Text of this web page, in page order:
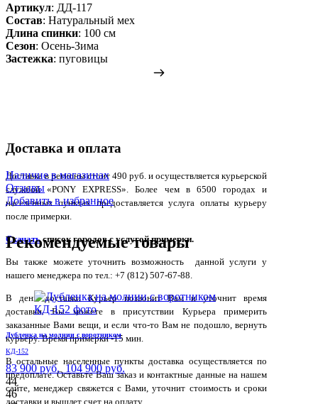
Артикул: ДД-117
Состав: Натуральный мех
Длина спинки: 100 см
Сезон: Осень-Зима
Застежка: пуговицы
Доставка и оплата
Доставка в регионы стоит 490 руб. и осуществляется курьерской
службой «PONY EXPRESS». Более чем в 6500 городах и
населенных пунктах предоставляется услуга оплаты курьеру
после примерки.
Скачатьсписок городов с услугой примерки.
Вы также можете уточнить возможность данной услуги у
нашего менеджера по тел.: +7 (812) 507-67-88.
В день доставки Курьер позвонит Вам и уточнит время
доставки. Вы можете в присутствии Курьера примерить
заказанные Вами вещи, и если что-то Вам не подошло, вернуть
курьеру. Время примерки -15 мин.
В остальные населенные пункты доставка осуществляется по
предоплате. Оставьте Ваш заказ и контактные данные на нашем
сайте, менеджер свяжется с Вами, уточнит стоимость и сроки
доставки и вышлет счет на оплату.
Наличие в магазинах
Отзывы
Добавить в избранное
Рекомендуемые товары
Дубленка на молнии с воротником
КД-152
83 900 руб. 104 900 руб.
44
46